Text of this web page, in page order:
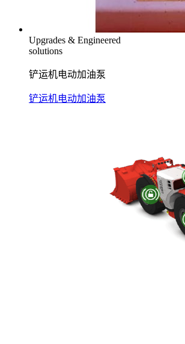
Upgrades & Engineered
solutions
铲运机电动加油泵
铲运机电动加油泵